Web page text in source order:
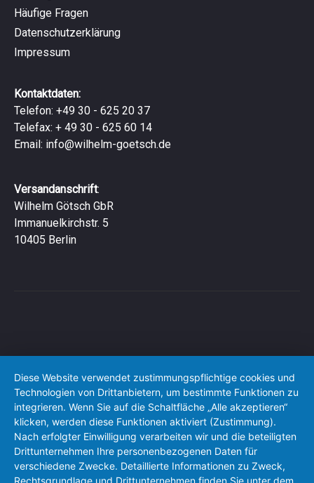
Häufige Fragen
Datenschutzerklärung
Impressum
Kontaktdaten:
Telefon: +49 30 - 625 20 37
Telefax: + 49 30 - 625 60 14
Email: info@wilhelm-goetsch.de
Versandanschrift:
Wilhelm Götsch GbR
Immanuelkirchstr. 5
10405 Berlin
Diese Website verwendet zustimmungspflichtige cookies und
Technologien von Drittanbietern, um bestimmte Funktionen zu
integrieren. Wenn Sie auf die Schaltfläche „Alle akzeptieren“
klicken, werden diese Funktionen aktiviert (Zustimmung).
Nach erfolgter Einwilligung verarbeiten wir und die beteiligten
Drittunternehmen Ihre personenbezogenen Daten für
verschiedene Zwecke. Detaillierte Informationen zu Zweck,
Rechtsgrundlage und Drittunternehmen finden Sie unter dem